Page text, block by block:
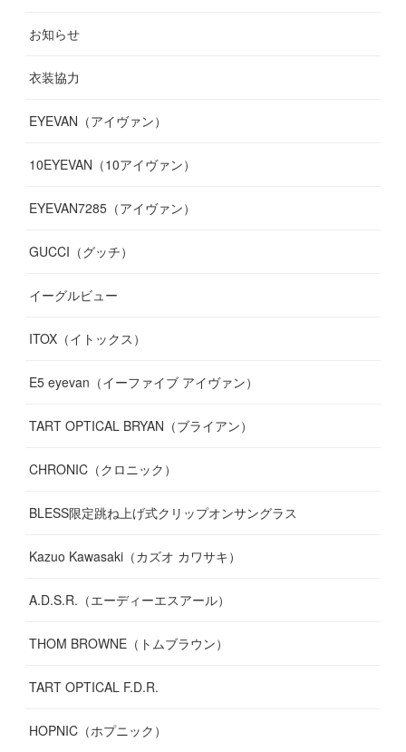
(14
(8
(9
(14
(19
(12)
(10)
(12
(10
(17)
(11)
(10)
(9
(7
(7
(10)
(11)
12)
(3
(7
(13)
(11)
(13)
7)
(12)
( 6
(5
(8)
(12)
11)
(13)
(13)
(10)
(10)
13)
(16)
(14)
(17)
お知らせ
衣装協力
EYEVAN（アイヴァン）
10EYEVAN（10アイヴァン）
EYEVAN7285（アイヴァン）
GUCCI（グッチ）
イーグルビュー
ITOX（イトックス）
E5 eyevan（イーファイブ アイヴァン）
TART OPTICAL BRYAN（ブライアン）
CHRONIC（クロニック）
BLESS限定跳ね上げ式クリップオンサングラス
Kazuo Kawasaki（カズオ カワサキ）
A.D.S.R.（エーディーエスアール）
THOM BROWNE（トムブラウン）
TART OPTICAL F.D.R.
HOPNIC（ホプニック）